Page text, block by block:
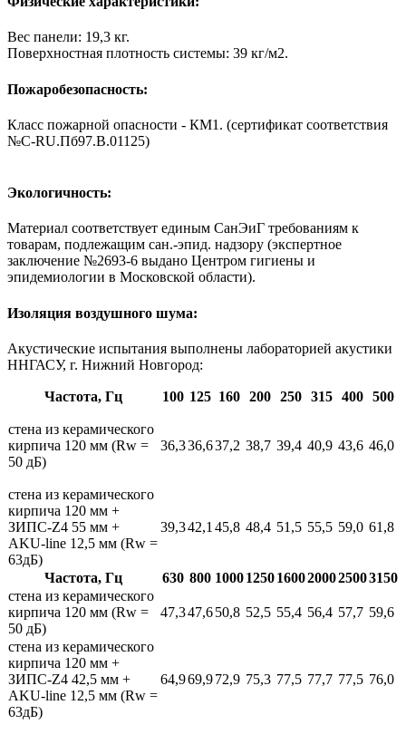
Вес панели: 19,3 кг.
Поверхностная плотность системы: 39 кг/м2.
Пожаробезопасность:
Класс пожарной опасности - КМ1. (сертификат соответствия
№С-RU.Пб97.В.01125)
Экологичность:
Материал соответствует единым СанЭиГ требованиям к
товарам, подлежащим сан.-эпид. надзору (экспертное
заключение №2693-6 выдано Центром гигиены и
эпидемиологии в Московской области).
Изоляция воздушного шума:
Акустические испытания выполнены лабораторией акустики
ННГАСУ, г. Нижний Новгород:
Частота, Гц 100 125 160 200 250 315 400 500
стена из керамического
кирпича 120 мм (Rw =
50 дБ)
36,336,637,2 38,7 39,4 40,9 43,6 46,0
стена из керамического
кирпича 120 мм +
ЗИПС-Z4 55 мм +
AKU-line 12,5 мм (Rw =
63дБ)
39,342,1 45,8 48,4 51,5 55,5 59,0 61,8
Частота, Гц 630 800 100012501600200025003150
стена из керамического
кирпича 120 мм (Rw =
50 дБ)
47,347,650,8 52,5 55,4 56,4 57,7 59,6
стена из керамического
кирпича 120 мм +
ЗИПС-Z4 42,5 мм +
AKU-line 12,5 мм (Rw =
63дБ)
64,969,972,9 75,3 77,5 77,7 77,5 76,0